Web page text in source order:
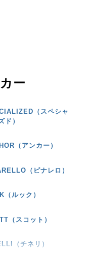
ー
（スペシャ
ド）
（アンカー）
（ピナレロ）
（ルック）
（スコット）
（チネリ）